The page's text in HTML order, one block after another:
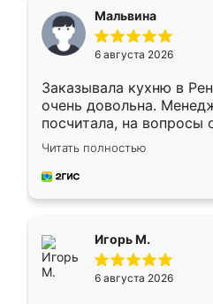
Мальвина
6 августа 2026
Заказывала кухню в
очень довольна.
посчитала, на вопросы
Замерщик приехал в
делу со всей
за день, ребята
Читать полностью
Игорь М.
6 августа 2026